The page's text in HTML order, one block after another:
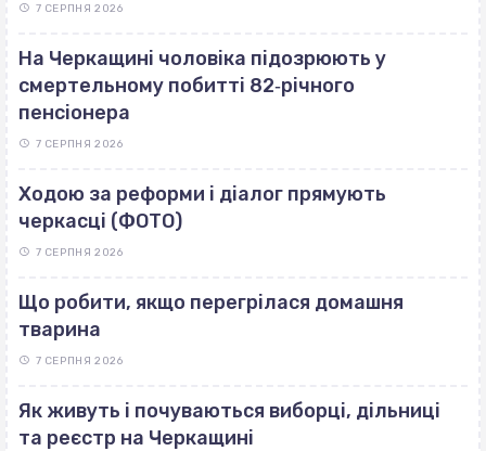
7 СЕРПНЯ 2026
На Черкащині чоловіка підозрюють у
смертельному побитті 82‐річного
пенсіонера
7 СЕРПНЯ 2026
Ходою за реформи і діалог прямують
черкасці (ФОТО)
7 СЕРПНЯ 2026
Що робити, якщо перегрілася домашня
тварина
7 СЕРПНЯ 2026
Як живуть і почуваються виборці, дільниці
та реєстр на Черкащині